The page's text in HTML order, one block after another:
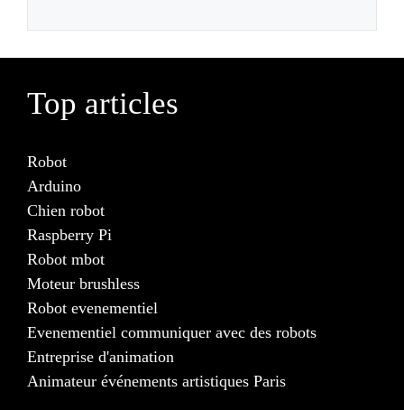
Top articles
Robot
Arduino
Chien robot
Raspberry Pi
Robot mbot
Moteur brushless
Robot evenementiel
Evenementiel communiquer avec des robots
Entreprise d'animation
Animateur événements artistiques Paris